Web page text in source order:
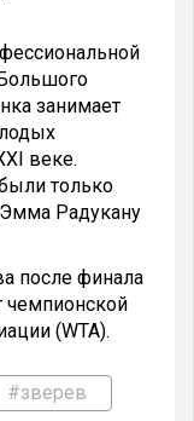
занимает
веке.
только
Радукану
после финала
чемпионской
(WTA).
#зверев